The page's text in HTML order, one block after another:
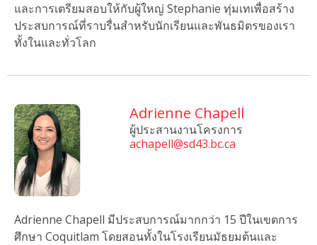
และการเตรียมสอบให้กับผู้ใหญ่ Stephanie ทุ่มเทเพื่อสร้าง
ประสบการณ์ที่ราบรื่นสําหรับนักเรียนและพันธมิตรของเรา
ทั้งในและทั่วโลก
Adrienne Chapell
ผู้ประสานงานโครงการ
achapell@sd43.bc.ca
Adrienne Chapell มีประสบการณ์มากกว่า 15 ปีในเขตการ
ศึกษา Coquitlam โดยสอนทั้งในโรงเรียนมัธยมต้นและ